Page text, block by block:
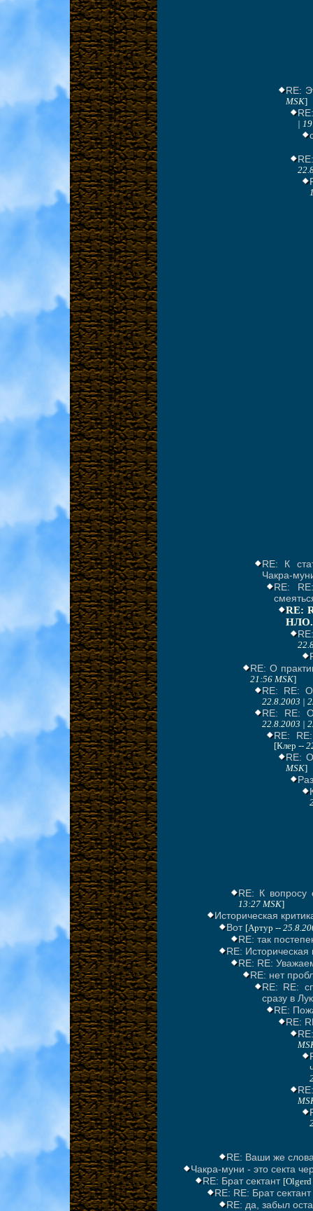
RE:
MSK]
|
RE: К
Чакра-
RE:
RE:
НЛО.
RE: О
21:56 MSK]
RE: RE: О
22.8.2003 |
RE: RE:
22.8.2003 |
RE:
[Клер --
RE:
MSK]
RE: К вопросу
13:27 MSK]
Историческая
Вот [Артур --
RE: так
RE: Историческая
RE: RE:
RE: нет
RE: RE:
сразу в
RE:
RE:
RE: Ваши же
Чакра-муни - это секта
RE: Брат сектант
RE: RE: Брат
RE: да, забыл